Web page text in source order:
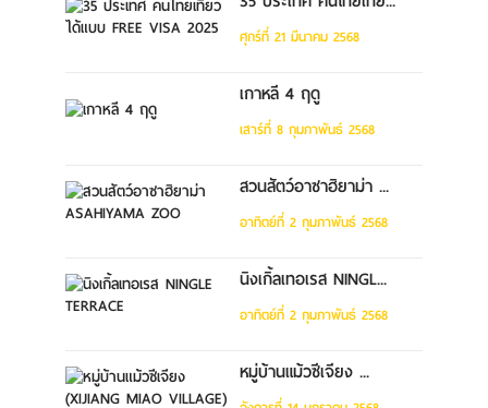
ศุกร์ที่ 21 มีนาคม 2568
เกาหลี 4 ฤดู
เสาร์ที่ 8 กุมภาพันธ์ 2568
สวนสัตว์อาซาฮิยาม่า ...
อาทิตย์ที่ 2 กุมภาพันธ์ 2568
นิงเกิ้ลเทอเรส NINGL...
อาทิตย์ที่ 2 กุมภาพันธ์ 2568
หมู่บ้านแม้วซีเจียง ...